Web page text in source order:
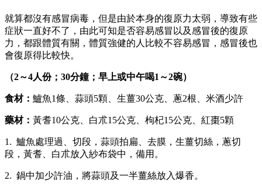
就算都沒有感冒病毒，但是由於本身的復原力太弱，導致有些
症狀一直好不了，由此可知是否容易感冒以及感冒後的復原
力，都跟體質有關，體質強健的人比較不容易感冒，感冒後也
會復原得比較快。
（2～4人份；30分鐘；早上或中午喝1～2碗）
食材： 鱸魚1條、蒜頭5顆、生薑30公克、蔥2根、米酒少許
藥材： 黃耆10公克、白朮15公克、枸杞15公克、紅棗5顆
1. 鱸魚處理過、切段，蒜頭拍扁、去膜，生薑切絲，蔥切
段，黃耆、白朮放入紗布袋中，備用。
2. 鍋中加少許油，將蒜頭及一半薑絲放入爆香。